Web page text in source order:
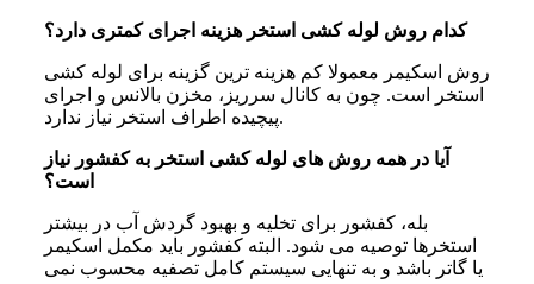
کدام روش لوله کشی استخر هزینه اجرای کمتری دارد؟
روش اسکیمر معمولا کم هزینه ترین گزینه برای لوله کشی
استخر است. چون به کانال سرریز، مخزن بالانس و اجرای
پیچیده اطراف استخر نیاز ندارد.
آیا در همه روش های لوله کشی استخر به کفشور نیاز
است؟
بله، کفشور برای تخلیه و بهبود گردش آب در بیشتر
استخرها توصیه می شود. البته کفشور باید مکمل اسکیمر
یا گاتر باشد و به تنهایی سیستم کامل تصفیه محسوب نمی